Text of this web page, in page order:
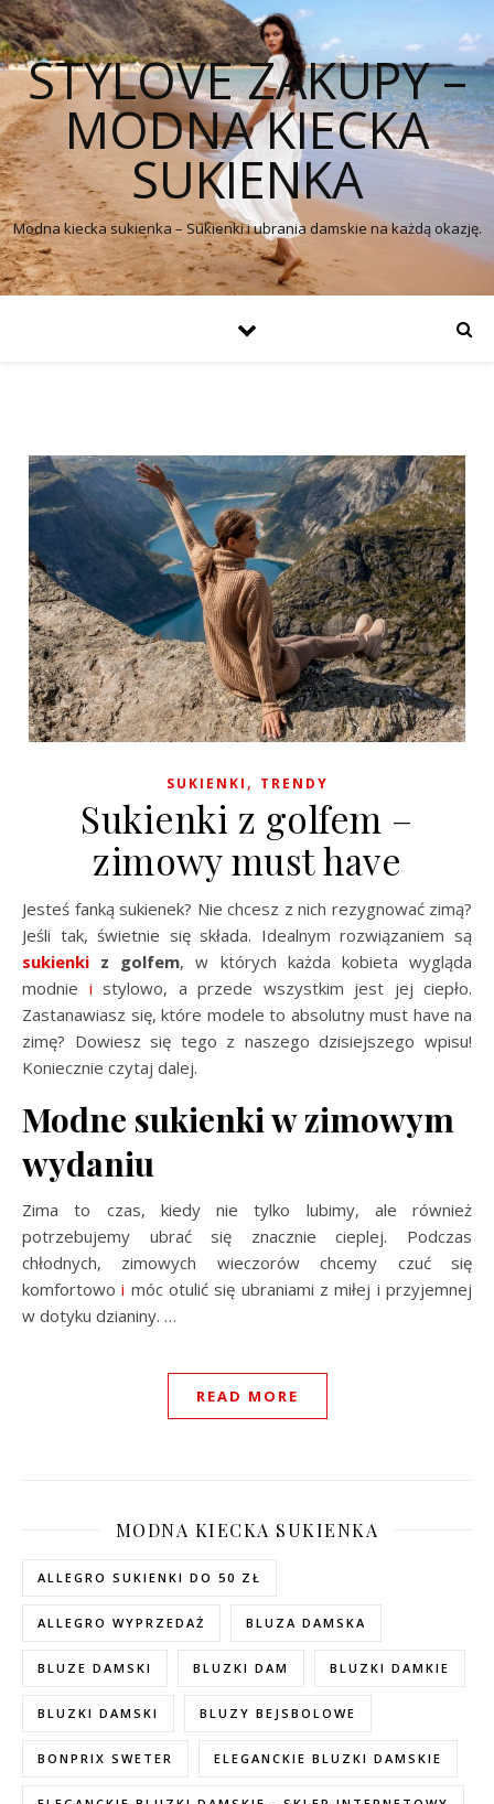
STYLOVE ZAKUPY –
MODNA KIECKA
SUKIENKA
Modna kiecka sukienka – Sukienki i ubrania damskie na każdą okazję.
SUKIENKI , TRENDY
Sukienki z golfem –
zimowy must have
Jesteś fanką sukienek? Nie chcesz z nich rezygnować zimą?
Jeśli tak, świetnie się składa. Idealnym rozwiązaniem są
sukienki z golfem, w których każda kobieta wygląda
modnie i stylowo, a przede wszystkim jest jej ciepło.
Zastanawiasz się, które modele to absolutny must have na
zimę? Dowiesz się tego z naszego dzisiejszego wpisu!
Koniecznie czytaj dalej.
Modne sukienki w zimowym
wydaniu
Zima to czas, kiedy nie tylko lubimy, ale również
potrzebujemy ubrać się znacznie cieplej. Podczas
chłodnych, zimowych wieczorów chcemy czuć się
komfortowoi móc otulić się ubraniami z miłej i przyjemnej
w dotyku dzianiny. …
READ MORE
MODNA KIECKA SUKIENKA
ALLEGRO SUKIENKI DO 50 ZŁ
ALLEGRO WYPRZEDAŻ BLUZA DAMSKA
BLUZE DAMSKI BLUZKI DAM BLUZKI DAMKIE
BLUZKI DAMSKI BLUZY BEJSBOLOWE
BONPRIX SWETER ELEGANCKIE BLUZKI DAMSKIE